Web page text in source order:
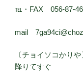
℡・FAX 056-87-
mail
〔チョイソコか
降りてすぐ